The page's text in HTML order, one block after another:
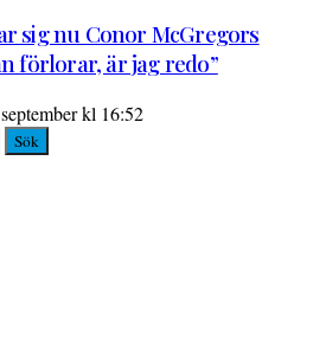
sig nu Conor McGregors
förlorar, är jag redo”
kl 16:52